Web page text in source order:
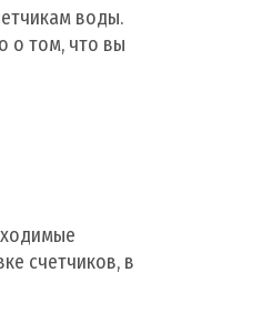
воды.
о том, что вы
счетчиков, в